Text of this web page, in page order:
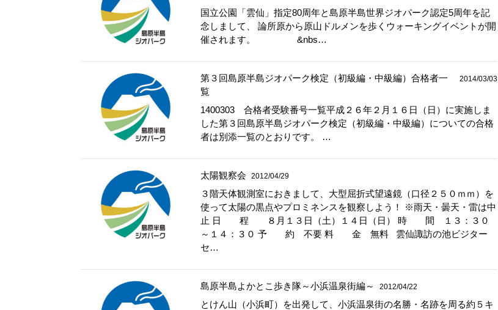
国立公園「雲仙」指定80周年と島原半島世界ジオパーク認定5周年を記
念しまして、 論所原から原山ドルメンを歩くウォーキングイベントが開
催されます。 &nbs…
第３回島原半島ジオパーク検定（初級編・中級編）合格者一
覧
2014/03/03
1400303 合格者受験番号一覧平成２６年２月１６日（日）に実施しま
した第３回島原半島ジオパーク検定（初級編・中級編）についての合格
者は別添一覧のとおりです。 …
太陽観察会 2012/04/29
３階天体観測室におきまして、大型屈折式望遠鏡（口径２５０ｍｍ）を
使って太陽の黒点やプロミネンスを観察しよう！ ※雨天・曇天・雷は中
止 日 程 ８月１３日（土）１４日（日） 時 間 １３：３０
～１４：３０ 予 約 不要 料 金 無料 雲仙諏訪の池ビジター
セ…
島原半島よかとこ歩き隊～小浜温泉街編～ 2012/04/22
とけん山（小浜町）を出発して、小浜温泉街の名勝・名跡を周る約５キ